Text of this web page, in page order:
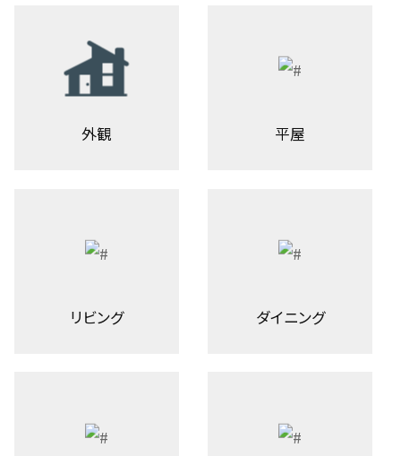
外観 平屋
リビング ダイニング